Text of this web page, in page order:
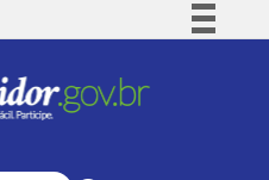
Comunica BR